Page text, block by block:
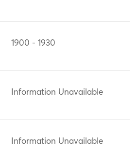
1900 - 1930
Information Unavailable
Information Unavailable